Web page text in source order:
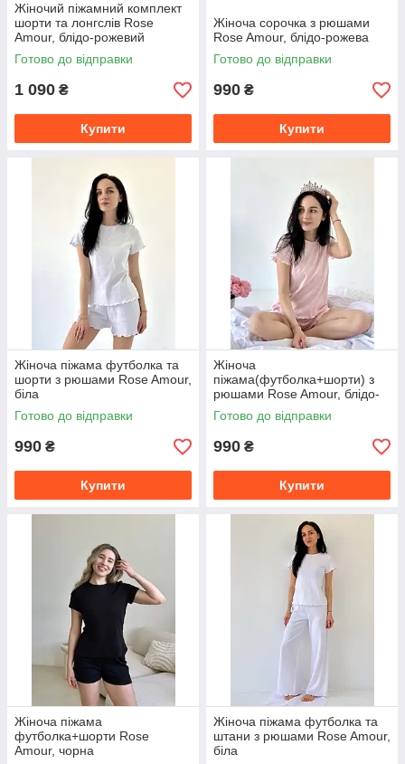
Жіночий піжамний комплект
шорти та лонгслів Rose
Amour, блідо-рожевий
Готово до відправки
1 090 ₴
Купити
Жіноча сорочка з рюшами
Rose Amour, блідо-рожева
Готово до відправки
990 ₴
Купити
Жіноча піжама футболка та
шорти з рюшами Rose Amour,
біла
Готово до відправки
990 ₴
Купити
Жіноча
піжама(футболка+шорти) з
рюшами Rose Amour, блідо-
рожевий
Готово до відправки
990 ₴
Купити
Жіноча піжама
футболка+шорти Rose
Amour, чорна
Жіноча піжама футболка та
штани з рюшами Rose Amour,
біла